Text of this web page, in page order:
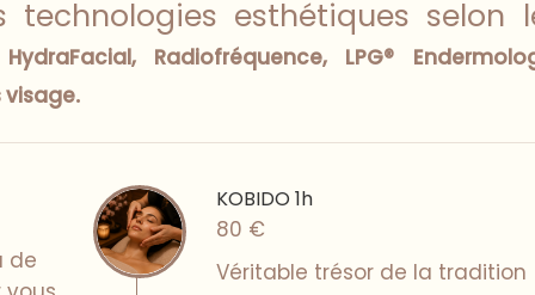
esthétiques selon
HydraFacial, Radiofréquence, LPG®
visage.
de
KOBIDO 1h
80 €
Véritable trésor de la tradition